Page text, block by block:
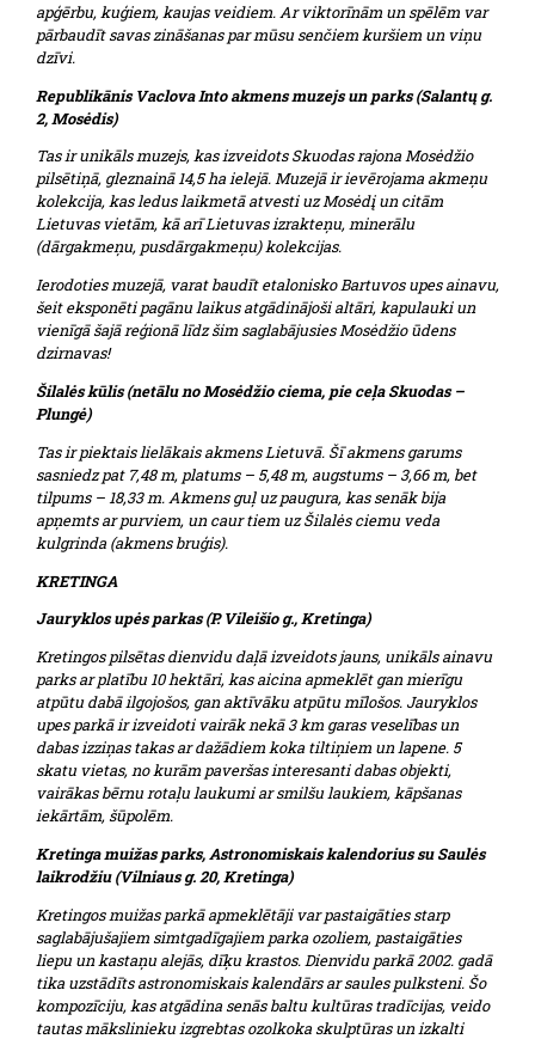
apģērbu, kuģiem, kaujas veidiem. Ar viktorīnām un spēlēm var
pārbaudīt savas zināšanas par mūsu senčiem kuršiem un viņu
dzīvi.
Republikānis Vaclova Into akmens muzejs un parks (Salantų g.
2, Mosėdis)
Tas ir unikāls muzejs, kas izveidots Skuodas rajona Mosėdžio
pilsētiņā, gleznainā 14,5 ha ielejā. Muzejā ir ievērojama akmeņu
kolekcija, kas ledus laikmetā atvesti uz Mosėdį un citām
Lietuvas vietām, kā arī Lietuvas izrakteņu, minerālu
(dārgakmeņu, pusdārgakmeņu) kolekcijas.
Ierodoties muzejā, varat baudīt etalonisko Bartuvos upes ainavu,
šeit eksponēti pagānu laikus atgādinājoši altāri, kapulauki un
vienīgā šajā reģionā līdz šim saglabājusies Mosėdžio ūdens
dzirnavas!
Šilalės kūlis (netālu no Mosėdžio ciema, pie ceļa Skuodas –
Plungė)
Tas ir piektais lielākais akmens Lietuvā. Šī akmens garums
sasniedz pat 7,48 m, platums – 5,48 m, augstums – 3,66 m, bet
tilpums – 18,33 m. Akmens guļ uz paugura, kas senāk bija
apņemts ar purviem, un caur tiem uz Šilalės ciemu veda
kulgrinda (akmens bruģis).
KRETINGA
Jauryklos upės parkas (P. Vileišio g., Kretinga)
Kretingos pilsētas dienvidu daļā izveidots jauns, unikāls ainavu
parks ar platību 10 hektāri, kas aicina apmeklēt gan mierīgu
atpūtu dabā ilgojošos, gan aktīvāku atpūtu mīlošos. Jauryklos
upes parkā ir izveidoti vairāk nekā 3 km garas veselības un
dabas izziņas takas ar dažādiem koka tiltiņiem un lapene. 5
skatu vietas, no kurām paveršas interesanti dabas objekti,
vairākas bērnu rotaļu laukumi ar smilšu laukiem, kāpšanas
iekārtām, šūpolēm.
Kretinga muižas parks, Astronomiskais kalendorius su Saulės
laikrodžiu (Vilniaus g. 20, Kretinga)
Kretingos muižas parkā apmeklētāji var pastaigāties starp
saglabājušajiem simtgadīgajiem parka ozoliem, pastaigāties
liepu un kastaņu alejās, dīķu krastos. Dienvidu parkā 2002. gadā
tika uzstādīts astronomiskais kalendārs ar saules pulksteni. Šo
kompozīciju, kas atgādina senās baltu kultūras tradīcijas, veido
tautas mākslinieku izgrebtas ozolkoka skulptūras un izkalti